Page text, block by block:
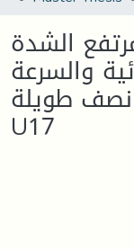
الشدة
والسرعة
طويلة
U17